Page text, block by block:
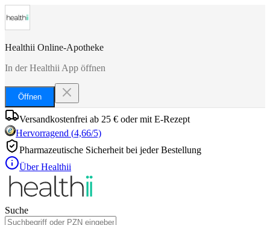
Healthii Online-Apotheke
In der Healthii App öffnen
Öffnen
Versandkostenfrei ab 25 € oder mit E-Rezept
Hervorragend (4,66/5)
Pharmazeutische Sicherheit bei jeder Bestellung
Über Healthii
Suche